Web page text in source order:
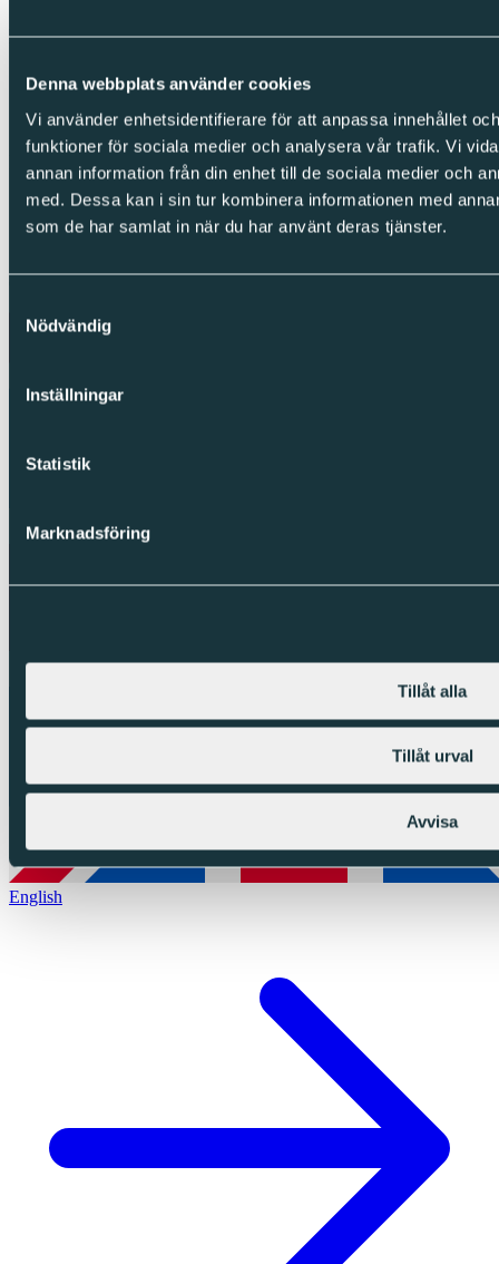
Denna webbplats använder cookies
Vi använder enhetsidentifierare för att anpassa innehållet
funktioner för sociala medier och analysera vår trafik. Vi
annan information från din enhet till de sociala medier och
med. Dessa kan i sin tur kombinera informationen med
som de har samlat in när du har använt deras tjänster.
Nödvändig
Inställningar
Statistik
Marknadsföring
Tillåt alla
Tillåt urval
Avvisa
Följ oss
LinkedIn
Instagram
Integritet
Cookies
Integritetspolicy
English